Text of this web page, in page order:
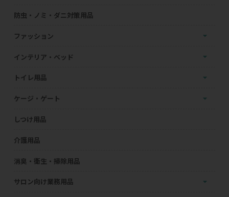
防虫・ノミ・ダニ対策用品
ファッション
インテリア・ベッド
トイレ用品
ケージ・ゲート
しつけ用品
介護用品
消臭・衛生・掃除用品
サロン向け業務用品